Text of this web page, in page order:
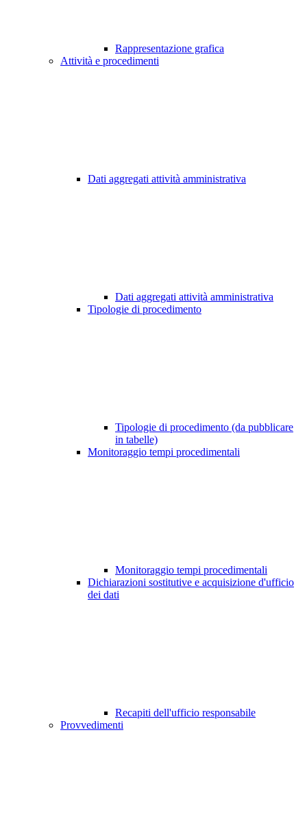
Rappresentazione grafica
Attività e procedimenti
Dati aggregati attività amministrativa
Dati aggregati attività amministrativa
Tipologie di procedimento
Tipologie di procedimento (da pubblicare
in tabelle)
Monitoraggio tempi procedimentali
Monitoraggio tempi procedimentali
Dichiarazioni sostitutive e acquisizione d'ufficio
dei dati
Recapiti dell'ufficio responsabile
Provvedimenti